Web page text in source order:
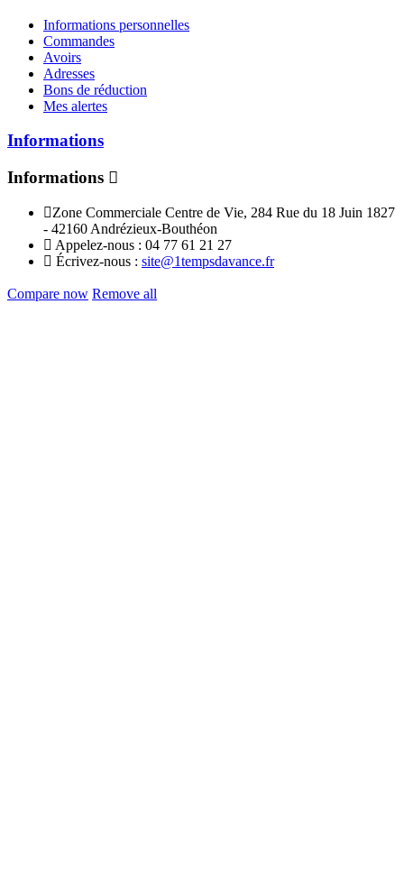
Informations personnelles
Commandes
Avoirs
Adresses
Bons de réduction
Mes alertes
Informations
Informations
Zone Commerciale Centre de Vie, 284 Rue du 18 Juin 1827
- 42160 Andrézieux-Bouthéon
Appelez-nous : 04 77 61 21 27
Écrivez-nous : site@1tempsdavance.fr
Compare now Remove all